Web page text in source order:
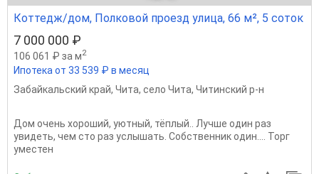
Коттедж/дом, Полковой проезд улица, 66 м², 5 соток
7 000 000 ₽
106 061 ₽ за м2
Ипотека от 33 539 ₽ в месяц
Забайкальский край, Чита, село Чита, Читинский р-н
Дом очень хороший, уютный, тёплый.. Лучше один раз
увидеть, чем сто раз услышать. Собственник один.... Торг
уместен